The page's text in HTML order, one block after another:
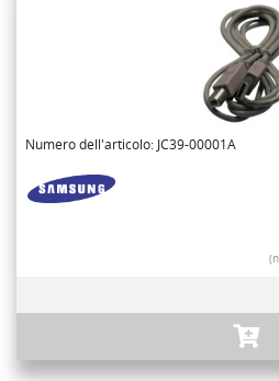
Numero dell'articolo: JC39-00001A